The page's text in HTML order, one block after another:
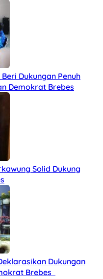
Dukungan Penuh
Demokrat Brebes
Solid Dukung
Dukungan
Brebes